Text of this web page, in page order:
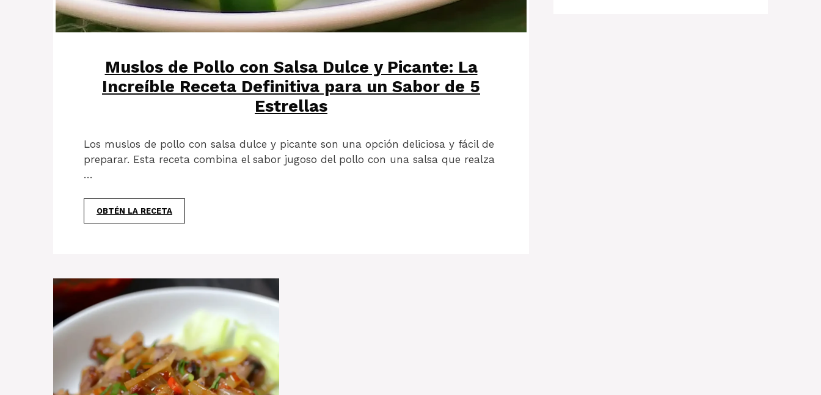
Muslos de Pollo con Salsa Dulce y Picante: La
Increíble Receta Definitiva para un Sabor de 5
Estrellas
Los muslos de pollo con salsa dulce y picante son una opción deliciosa y fácil de
preparar. Esta receta combina el sabor jugoso del pollo con una salsa que realza
…
OBTÉN LA RECETA